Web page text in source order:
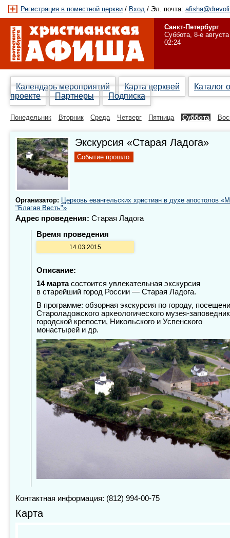
Регистрация в поместной церкви / Вход / Эл. почта:
Санкт-Петербург
Суббота, 8-е августа
02:24
Календарь мероприятий Карта церквей
Каталог
проекте
Партнеры Подписка
Понедельник Вторник Среда Четверг Пятница Суббота
Экскурсия «Старая Ладога»
Событие прошло
Организатор: Церковь евангельских христиан в духе апостолов
"Благая Весть"»
Адрес проведения: Старая Ладога
Время проведения
14.03.2015
Описание:
14 мартасостоится увлекательная экскурсия
в старейший город России — Старая Ладога.
В программе: обзорная экскурсия по городу,
Староладожского археологического музея-
городской крепости, Никольского и Успенского
монастырей и др.
Контактная информация: (812) 994-00-75
Карта